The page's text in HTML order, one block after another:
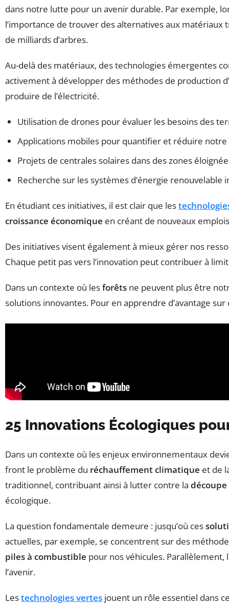
dans notre lutte pour un avenir durable. Par exemple,
l’importance de trouver des alternatives aux
de milliards d’arbres.
Au-delà des matériaux, des technologies émergentes
activement à développer des méthodes de production
produire de l’électricité.
Utilisation de drones pour évaluer les besoins des
Applications mobiles pour quantifier et réduire notre
Projets de centrales solaires dans des zones
Recherche sur les systèmes d’énergie renouvelable
En étudiant ces initiatives, il est clair que les
croissance économique en créant de nouveaux
Des initiatives visent également à mieux gérer nos
Chaque petit pas vers l’innovation peut contribuer à
Dans un contexte où lesforêts ne peuvent plus être
solutions innovantes. Pour en apprendre d’avantage
25 Innovations Écologiques
Dans un contexte où les enjeux environnementaux
front le problème du réchauffement climatique et de
traditionnel, contribuant ainsi à lutter contre la découpe
écologique.
La question fondamentale demeure : jusqu’où ces
actuelles, par exemple, se concentrent sur des
piles à combustible pour nos véhicules.
l’avenir.
Lestechnologies vertes jouent un rôle essentiel dans